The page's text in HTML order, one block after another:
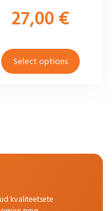
27,00€
Select options
kvaliteetsete